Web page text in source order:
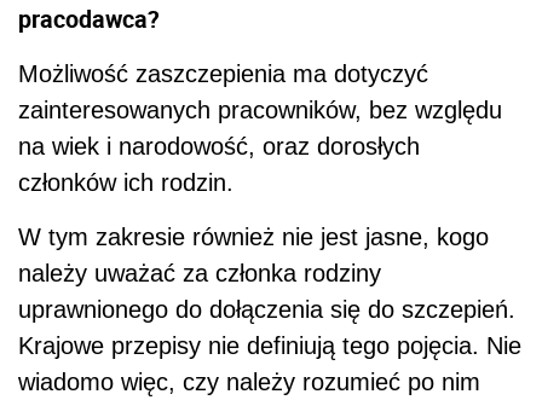
pracodawca?
Możliwość zaszczepienia ma dotyczyć
zainteresowanych pracowników, bez względu
na wiek i narodowość, oraz dorosłych
członków ich rodzin.
W tym zakresie również nie jest jasne, kogo
należy uważać za członka rodziny
uprawnionego do dołączenia się do szczepień.
Krajowe przepisy nie definiują tego pojęcia. Nie
wiadomo więc, czy należy rozumieć po nim